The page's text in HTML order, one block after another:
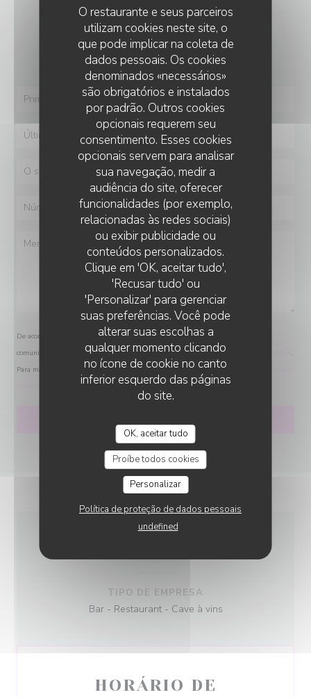
O restaurante e seus parceiros
utilizam cookies neste site, o
que pode implicar na coleta de
dados pessoais. Os cookies
denominados «necessários»
são obrigatórios e instalados
por padrão. Outros cookies
opcionais requerem seu
consentimento. Esses cookies
opcionais servem para analisar
sua navegação, medir a
audiência do site, oferecer
funcionalidades (por exemplo,
relacionadas às redes sociais)
ou exibir publicidade ou
conteúdos personalizados.
Clique em 'OK, aceitar tudo',
'Recusar tudo' ou
'Personalizar' para gerenciar
suas preferências. Você pode
alterar suas escolhas a
qualquer momento clicando
no ícone de cookie no canto
inferior esquerdo das páginas
do site.
OK, aceitar tudo
Proíbe todos cookies
Personalizar
Política de proteção de dados pessoais
undefined
Deseja contactar-nos ?
Preencha o formulário abaixo!
De acordo com a legislação de proteção de dados, tem o direito de se opor a
comunicações de marketing. Pode registar-se na Lista Robinson através de
.
Para mais informações sobre o tratamento dos seus dados, consulte a nossa
TIPO DE EMPRESA
Bar - Restaurant - Cave à vins
HORÁRIO DE
LA PAULÉE DE PERNAND